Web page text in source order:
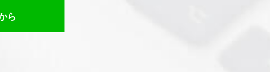
ら